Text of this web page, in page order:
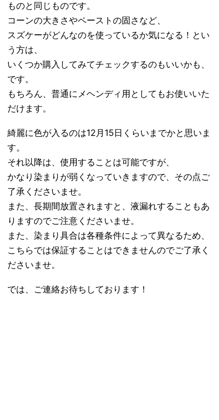
ものと同じものです。
コーンの大きさやペーストの固さなど、
スズケーがどんなのを使っているか気になる！とい
う方は、
いくつか購入してみてチェックするのもいいかも、
です。
もちろん、普通にメヘンディ用としてもお使いいた
だけます。
綺麗に色が入るのは12月15日くらいまでかと思いま
す。
それ以降は、使用することは可能ですが、
かなり染まりが弱くなっていきますので、その点ご
了承くださいませ。
また、長期間放置されますと、液漏れすることもあ
りますのでご注意くださいませ。
また、染まり具合は各種条件によって異なるため、
こちらでは保証することはできませんのでご了承く
ださいませ。
では、ご連絡お待ちしております！